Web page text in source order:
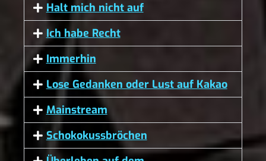
Halt mich nicht auf
Ich habe Recht
Immerhin
Lose Gedanken oder Lust auf Kakao
Mainstream
Schokokussbröchen